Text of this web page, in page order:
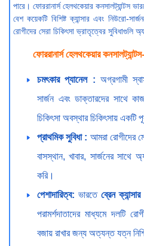
পারে। ফোররানার্স হেলথকেয়ার কনসালট্যান্টস
বেশ কয়েকটি বিশিষ্ট ক্যান্সার এবং নিউরো-
রোগীদের সেরা চিকিৎসা ভ্রাতৃত্বের সুবিধাগুলি
ফোররানার্স হেলথকেয়ার
চমৎকার প্যানেল : অগ্রগামী
সার্জন এবং ডাক্তারদের সাথে
চিকিৎসা অবস্থার চিকিৎসায় একটি
প্রাথমিক সুবিধা : আমরা রোগীদের
বাসস্থান, খাবার, সার্জনের সাথে
করি।
পেশাদারিত্ব:ভারতেব্রেন ক্যান্সার
পরামর্শদাতাদের মাধ্যমে দলটি
বজায় রাখার জন্য অত্যন্ত যত্ন